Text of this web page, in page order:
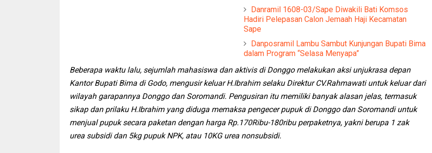
Danramil 1608-03/Sape Diwakili Bati Komsos
Hadiri Pelepasan Calon Jemaah Haji Kecamatan
Sape
Danposramil Lambu Sambut Kunjungan Bupati Bima
dalam Program “Selasa Menyapa”
Beberapa waktu lalu, sejumlah mahasiswa dan aktivis di Donggo melakukan aksi unjukrasa depan
Kantor Bupati Bima di Godo, mengusir keluar H.Ibrahim selaku Direktur CV.Rahmawati untuk keluar dari
wilayah garapannya Donggo dan Soromandi. Pengusiran itu memiliki banyak alasan jelas, termasuk
sikap dan prilaku H.Ibrahim yang diduga memaksa pengecer pupuk di Donggo dan Soromandi untuk
menjual pupuk secara paketan dengan harga Rp.170Ribu-180ribu perpaketnya, yakni berupa 1 zak
urea subsidi dan 5kg pupuk NPK, atau 10KG urea nonsubsidi.